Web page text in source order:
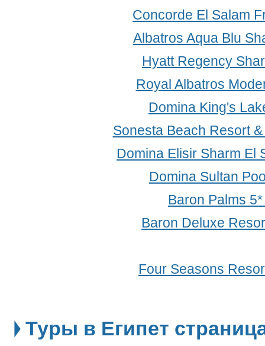
Concorde El Salam
Albatros Aqua Blu
Hyatt Regency
Royal Albatros
Domina King's
Sonesta Beach Resort
Domina Elisir Sharm El
Domina Sultan
Baron Palms
Baron Deluxe
Four Seasons
Туры в Египет